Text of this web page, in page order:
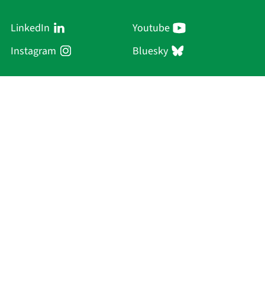
LinkedIn
Youtube
Instagram
Bluesky